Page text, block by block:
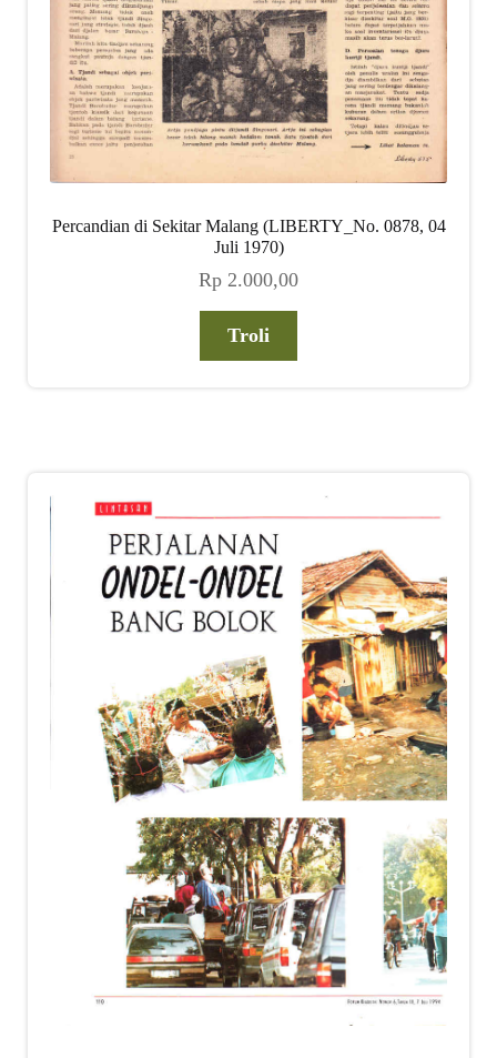
Percandian di Sekitar Malang (LIBERTY_No. 0878, 04
Juli 1970)
Rp 2.000,00
Troli